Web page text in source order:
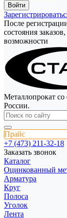
После
состояния
возможности
Металлопрокат со
России.
Прайс
+7 (473) 211-32-18
Заказать звонок
Каталог
Оцинкованный
Арматура
Круг
Полоса
Уголок
Лента